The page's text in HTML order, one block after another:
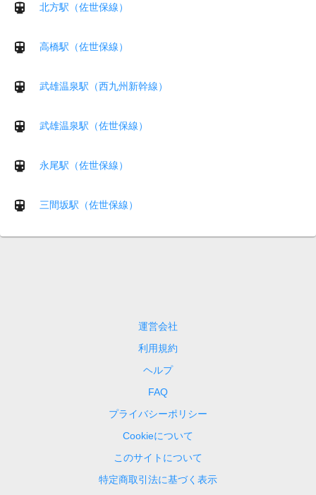
北方駅（佐世保線）
高橋駅（佐世保線）
武雄温泉駅（西九州新幹線）
武雄温泉駅（佐世保線）
永尾駅（佐世保線）
三間坂駅（佐世保線）
運営会社
利用規約
ヘルプ
FAQ
プライバシーポリシー
Cookieについて
このサイトについて
特定商取引法に基づく表示